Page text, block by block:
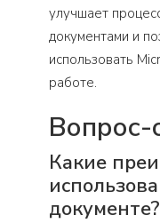
улучшает
документами и
использовать
работе.
Вопрос-
Какие
документе?